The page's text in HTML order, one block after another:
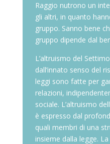
Raggio nutrono un
gli altri, in quanto
gruppo. Sanno bene
gruppo dipende dal
L’altruismo del
dall’innato senso del
leggi sono fatte per
relazioni,
sociale. L’altruismo
è espresso dal
quali membri di una
insieme dalla legge.